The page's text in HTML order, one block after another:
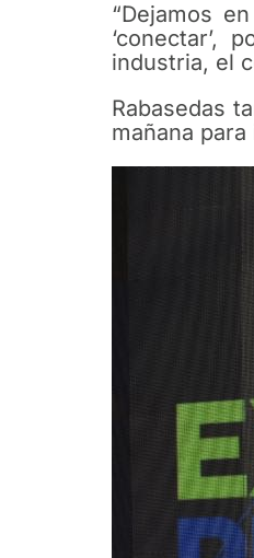
“Dejamos
‘conectar’,
industria, el
Rabasedas
mañana